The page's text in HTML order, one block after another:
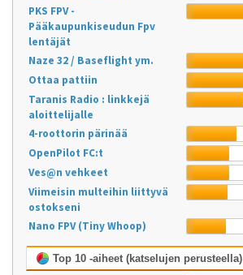
PKS FPV -
Pääkaupunkiseudun Fpv
lentäjät
Naze 32 / Baseflight ym.
Ottaa pattiin
Taranis Radio : linkkejä
aloittelijalle
4-roottorin pärinää
OpenPilot FC:t
Ves@n vehkeet
Viimeisin multeihin liittyvä
ostokseni
Nano FPV (Tiny Whoop)
Top 10 -aiheet (katselujen perusteella)